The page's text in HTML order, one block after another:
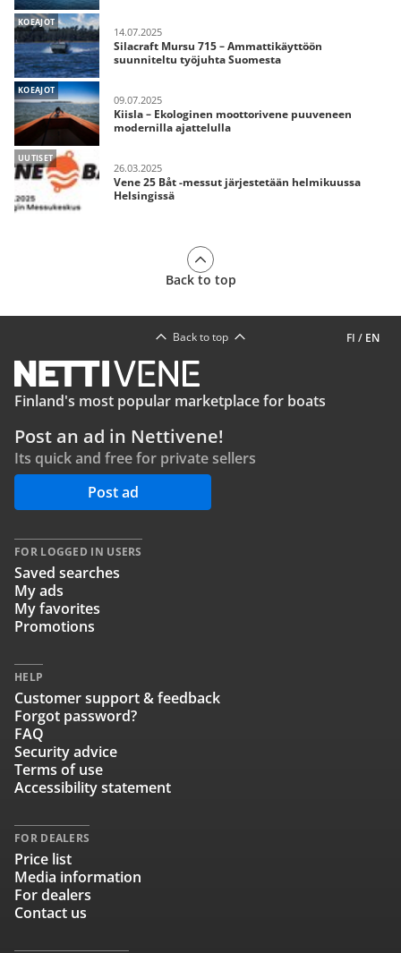
KOEAJOT
14.07.2025
Silacraft Mursu 715 – Ammattikäyttöön
suunniteltu työjuhta Suomesta
KOEAJOT
09.07.2025
Kiisla – Ekologinen moottorivene puuveneen
modernilla ajattelulla
UUTISET
26.03.2025
Vene 25 Båt -messut järjestetään helmikuussa
Helsingissä
Back to top
FI / EN
Back to top
Finland's most popular marketplace for boats
Post an ad in Nettivene!
Its quick and free for private sellers
Post ad
FOR LOGGED IN USERS
Saved searches
My ads
My favorites
Promotions
HELP
Customer support & feedback
Forgot password?
FAQ
Security advice
Terms of use
Accessibility statement
FOR DEALERS
Price list
Media information
For dealers
Contact us